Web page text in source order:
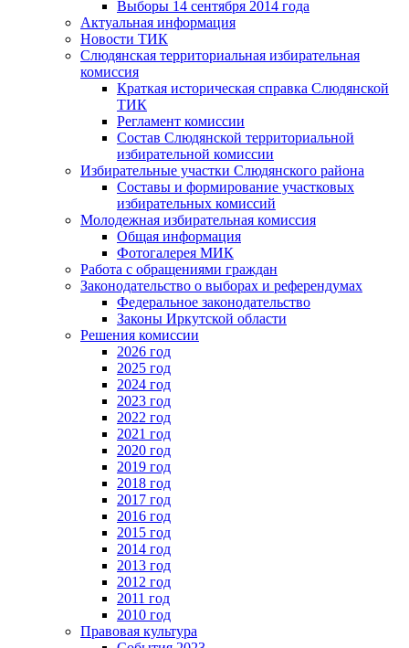
Выборы 14 сентября 2014 года
Актуальная информация
Новости ТИК
Слюдянская территориальная избирательная
комиссия
Краткая историческая справка Слюдянской
ТИК
Регламент комиссии
Состав Слюдянской территориальной
избирательной комиссии
Избирательные участки Слюдянского района
Составы и формирование участковых
избирательных комиссий
Молодежная избирательная комиссия
Общая информация
Фотогалерея МИК
Работа с обращениями граждан
Законодательство о выборах и референдумах
Федеральное законодательство
Законы Иркутской области
Решения комиссии
2026 год
2025 год
2024 год
2023 год
2022 год
2021 год
2020 год
2019 год
2018 год
2017 год
2016 год
2015 год
2014 год
2013 год
2012 год
2011 год
2010 год
Правовая культура